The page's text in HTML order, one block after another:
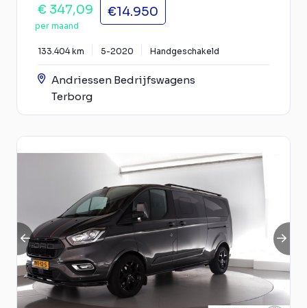
€ 347,09
per maand
€14.950
133.404 km 5-2020 Handgeschakeld
Andriessen Bedrijfswagens
Terborg